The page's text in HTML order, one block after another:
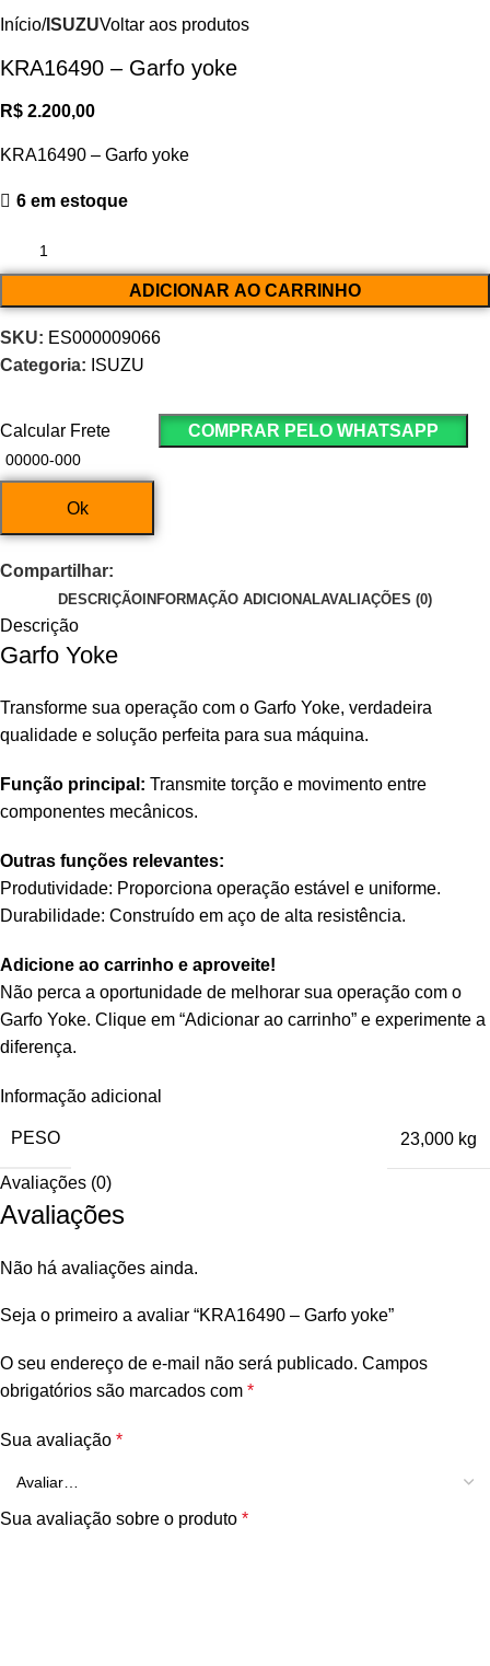
Início ISUZUVoltar aos produtos
KRA16490 – Garfo yoke
R$ 2.200,00
KRA16490 – Garfo yoke
6 em estoque
ADICIONAR AO CARRINHO
SKU: ES000009066
Categoria: ISUZU
Calcular Frete
Ok
COMPRAR PELO WHATSAPP
Compartilhar:
DESCRIÇÃO INFORMAÇÃO ADICIONALAVALIAÇÕES (0)
Descrição
Garfo Yoke
Transforme sua operação com o Garfo Yoke, verdadeira
qualidade e solução perfeita para sua máquina.
Função principal: Transmite torção e movimento entre
componentes mecânicos.
Outras funções relevantes:
Produtividade: Proporciona operação estável e uniforme.
Durabilidade: Construído em aço de alta resistência.
Adicione ao carrinho e aproveite!
Não perca a oportunidade de melhorar sua operação com o
Garfo Yoke. Clique em “Adicionar ao carrinho” e experimente a
diferença.
Informação adicional
PESO 23,000 kg
Avaliações (0)
Avaliações
Não há avaliações ainda.
Seja o primeiro a avaliar “KRA16490 – Garfo yoke”
O seu endereço de e-mail não será publicado. Campos
obrigatórios são marcados com *
Sua avaliação *
Sua avaliação sobre o produto *